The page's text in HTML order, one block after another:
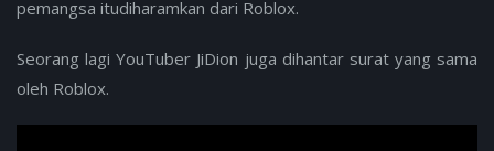
pemangsa itudiharamkan dari Roblox.
Seorang lagi YouTuber JiDion juga dihantar surat yang sama
oleh Roblox.